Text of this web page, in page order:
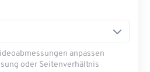
anpassen
oder Seitenverhältnis